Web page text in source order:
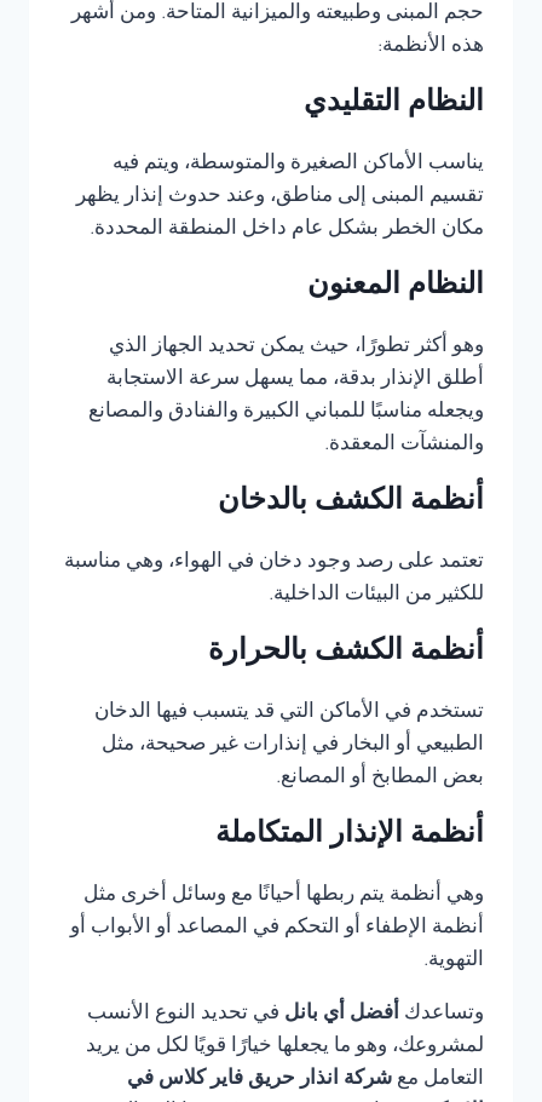
حجم المبنى وطبيعته والميزانية المتاحة. ومن أشهر
هذه الأنظمة:
النظام التقليدي
يناسب الأماكن الصغيرة والمتوسطة، ويتم فيه
تقسيم المبنى إلى مناطق، وعند حدوث إنذار يظهر
مكان الخطر بشكل عام داخل المنطقة المحددة.
النظام المعنون
وهو أكثر تطورًا، حيث يمكن تحديد الجهاز الذي
أطلق الإنذار بدقة، مما يسهل سرعة الاستجابة
ويجعله مناسبًا للمباني الكبيرة والفنادق والمصانع
والمنشآت المعقدة.
أنظمة الكشف بالدخان
تعتمد على رصد وجود دخان في الهواء، وهي مناسبة
للكثير من البيئات الداخلية.
أنظمة الكشف بالحرارة
تستخدم في الأماكن التي قد يتسبب فيها الدخان
الطبيعي أو البخار في إنذارات غير صحيحة، مثل
بعض المطابخ أو المصانع.
أنظمة الإنذار المتكاملة
وهي أنظمة يتم ربطها أحيانًا مع وسائل أخرى مثل
أنظمة الإطفاء أو التحكم في المصاعد أو الأبواب أو
التهوية.
وتساعدك أفضل أي بانل في تحديد النوع الأنسب
لمشروعك، وهو ما يجعلها خيارًا قويًا لكل من يريد
التعامل مع شركة انذار حريق فاير كلاس في